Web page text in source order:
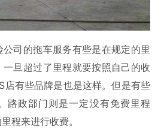
司的拖车服务有些是在规定的里
旦超过了里程就要按照自己的收
店有些品牌是也是这样。但是有些
路政部门则是一定没有免费里程
程来进行收费。